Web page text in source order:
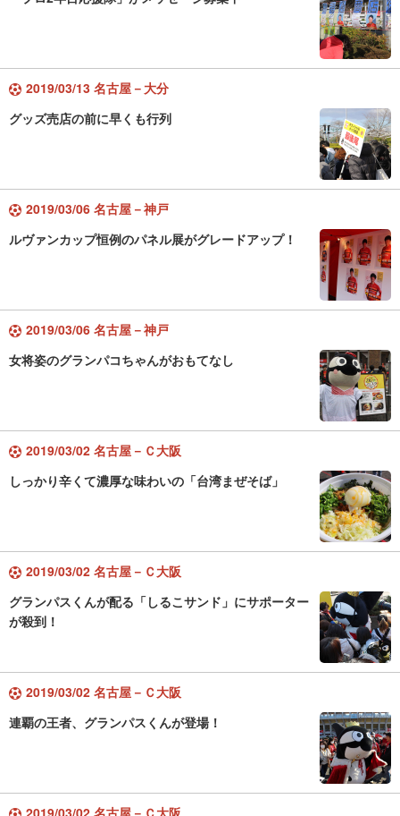
2019/03/13 名古屋－大分
グッズ売店の前に早くも行列
2019/03/06 名古屋－神戸
ルヴァンカップ恒例のパネル展がグレードアップ！
2019/03/06 名古屋－神戸
女将姿のグランパコちゃんがおもてなし
2019/03/02 名古屋－Ｃ大阪
しっかり辛くて濃厚な味わいの「台湾まぜそば」
2019/03/02 名古屋－Ｃ大阪
グランパスくんが配る「しるこサンド」にサポーター
が殺到！
2019/03/02 名古屋－Ｃ大阪
連覇の王者、グランパスくんが登場！
2019/03/02 名古屋－Ｃ大阪